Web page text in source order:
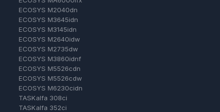
ECOSYS M2040dn
ECOSYS M3645idn
ECOSYS M3145idn
ECOSYS M2640idw
ECOSYS M2735dw
ECOSYS M3860idnf
ECOSYS M5526cdn
ECOSYS M5526cdw
ECOSYS M6230cidn
TASKalfa 308ci
TASKalfa 352ci